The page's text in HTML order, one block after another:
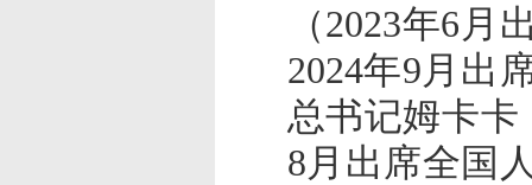
（2023年6
2024年9月出
总书记姆卡卡
8月出席全国